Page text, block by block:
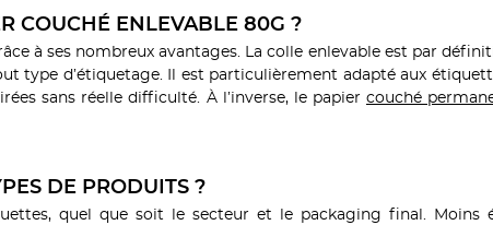
COUCHÉ ENLEVABLE 80G ?
à ses nombreux avantages. La colle enlevable est par
type d’étiquetage. Il est particulièrement adapté aux
sans réelle difficulté. À l’inverse, le papier couché
DE PRODUITS ?
quel que soit le secteur et le packaging final. Moins